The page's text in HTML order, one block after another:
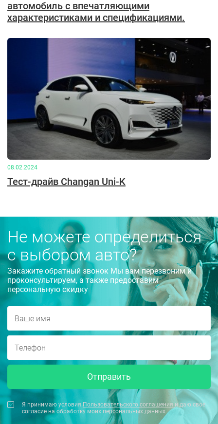
автомобиль с впечатляющими
характеристиками и спецификациями.
08.02.2024
Тест-драйв Changan Uni-K
Не можете определиться
с выбором авто?
Закажите обратный звонок Мы вам перезвоним и
проконсультируем, а также предоставим
персональную скидку
Отправить
Я принимаю условияПользовательского соглашения и даю свое
согласие на обработку моих персональных данных